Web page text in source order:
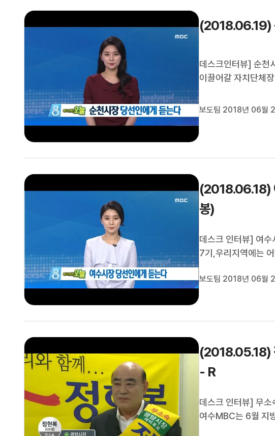
(2018.06.19)
데스크인터뷰] 순천
이끌어갈 자치단체
보도팀 2018년 06월
(2018.06.18)
봉)
데스크 인터뷰] 여수
7기,우리지역에는
마련했습니다. 그 첫
보도팀 2018년 06월
(2018.05.18)
- R
데스크 인터뷰] 무소
여수MBC는 6월 지